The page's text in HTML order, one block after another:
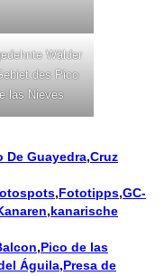
Wälder
des Pico
las Nieves
De Guayedra,Cruz
,Fototipps,GC-
,kanarische
,Pico de las
Águila,Presa de